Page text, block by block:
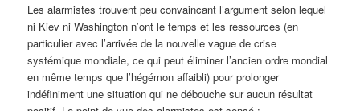
Les alarmistes trouvent peu convaincant l’argument selon lequel
ni Kiev ni Washington n’ont le temps et les ressources (en
particulier avec l’arrivée de la nouvelle vague de crise
systémique mondiale, ce qui peut éliminer l’ancien ordre mondial
en même temps que l’hégémon affaibli) pour prolonger
indéfiniment une situation qui ne débouche sur aucun résultat